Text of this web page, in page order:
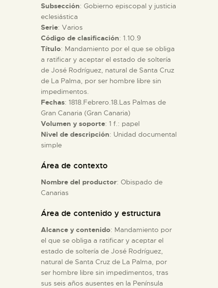
COLECCIONES
DIDÁCTICA
ESPAÑOL
Subsección: Gobierno episcopal y justicia
eclesiástica
Serie: Varios
Código de clasificación: 1.10.9
Título: Mandamiento por el que se obliga
a ratificar y aceptar el estado de soltería
de José Rodríguez, natural de Santa Cruz
de La Palma, por ser hombre libre sin
impedimentos.
Fechas: 1818.Febrero.18.Las Palmas de
Gran Canaria (Gran Canaria)
Volumen y soporte: 1 f.: papel
Nivel de descripción: Unidad documental
simple
Área de contexto
Nombre del productor: Obispado de
Canarias
Área de contenido y estructura
Alcance y contenido: Mandamiento por
el que se obliga a ratificar y aceptar el
estado de soltería de José Rodríguez,
natural de Santa Cruz de La Palma, por
ser hombre libre sin impedimentos, tras
sus seis años ausentes en la Península